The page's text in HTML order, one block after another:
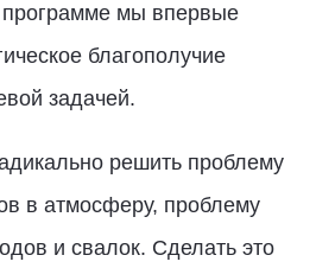
мы впервые
благополучие
задачей.
решить проблему
в атмосферу, проблему
и свалок. Сделать это